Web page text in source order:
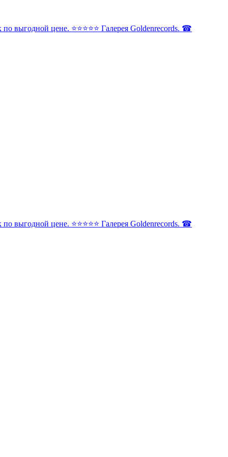
выгодной цене. ⭐️⭐️⭐️⭐️⭐️ Галерея Goldenrecords. ☎
выгодной цене. ⭐️⭐️⭐️⭐️⭐️ Галерея Goldenrecords. ☎